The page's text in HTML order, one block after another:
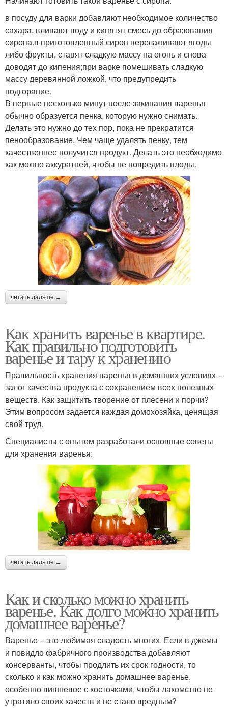
в посуду для варки добавляют необходимое количество
сахара, вливают воду и кипятят смесь до образования
сиропа.в приготовленный сироп перелаживают ягоды
либо фрукты, ставят сладкую массу на огонь и снова
доводят до кипения;при варке помешивать сладкую
массу деревянной ложкой, что предупредить
подгорание.
В первые несколько минут после закипания варенья
обычно образуется пенка, которую нужно снимать.
Делать это нужно до тех пор, пока не прекратится
пенообразование. Чем чаще удалять пенку, тем
качественнее получится продукт. Делать это необходимо
как можно аккуратней, чтобы не повредить плоды.
читать дальше →
Как хранить варенье в квартире.
Как правильно подготовить
варенье и тару к хранению
Правильность хранения варенья в домашних условиях –
залог качества продукта с сохранением всех полезных
веществ. Как защитить творение от плесени и порчи?
Этим вопросом задается каждая домохозяйка, ценящая
свой труд.
Специалисты с опытом разработали основные советы
для хранения варенья:
читать дальше →
Как и сколько можно хранить
варенье. Как долго можно хранить
домашнее варенье?
Варенье – это любимая сладость многих. Если в джемы
и повидло фабричного производства добавляют
консерванты, чтобы продлить их срок годности, то
сколько и как можно хранить домашнее варенье,
особенно вишневое с косточками, чтобы лакомство не
утратило своих качеств и не стало вредным?